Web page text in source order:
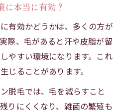
に本当に有効？
有効かどうかは、多くの方が
際、毛があると汗や皮脂が留
やすい環境になります。これ
じることがあります。
脱毛では、毛を減らすこと
りにくくなり、雑菌の繁殖も